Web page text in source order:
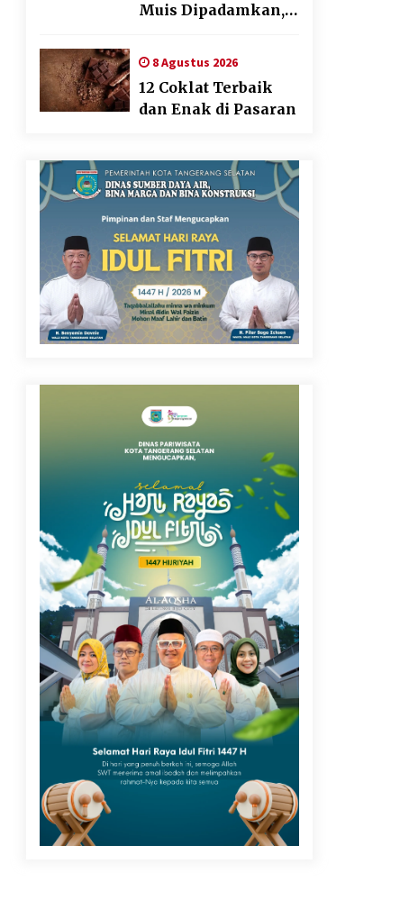
Muis Dipadamkan,
Tetap Berjalan
8 Agustus 2026
12 Coklat Terbaik
dan Enak di Pasaran